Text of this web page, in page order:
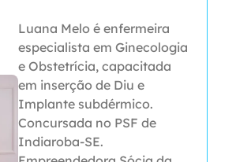
Luana Melo é enfermeira
especialista em Ginecologia
e Obstetrícia, capacitada
em inserção de Diu e
Implante subdérmico.
Concursada no PSF de
Indiaroba-SE.